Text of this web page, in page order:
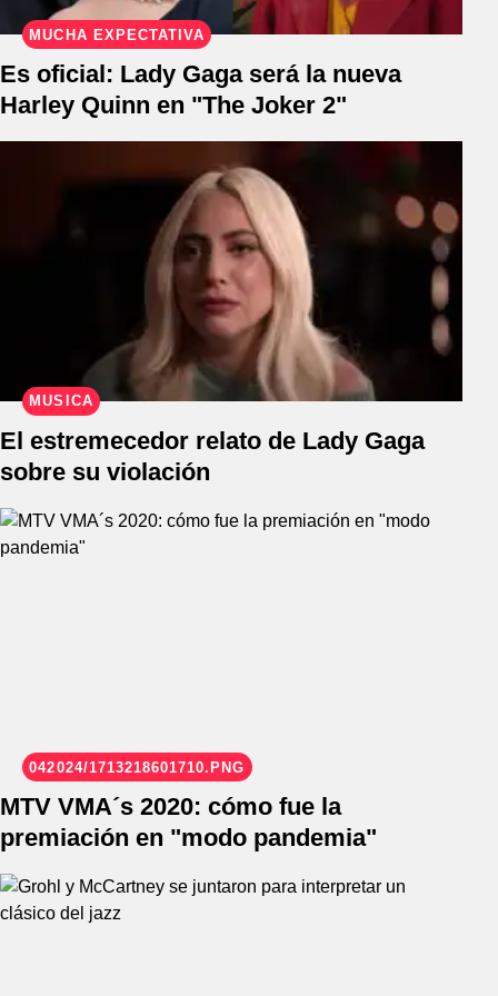
MUCHA EXPECTATIVA
Es oficial: Lady Gaga será la nueva
Harley Quinn en "The Joker 2"
MÚSICA
El estremecedor relato de Lady Gaga
sobre su violación
042024/1713218601710.PNG
MTV VMA´s 2020: cómo fue la
premiación en "modo pandemia"